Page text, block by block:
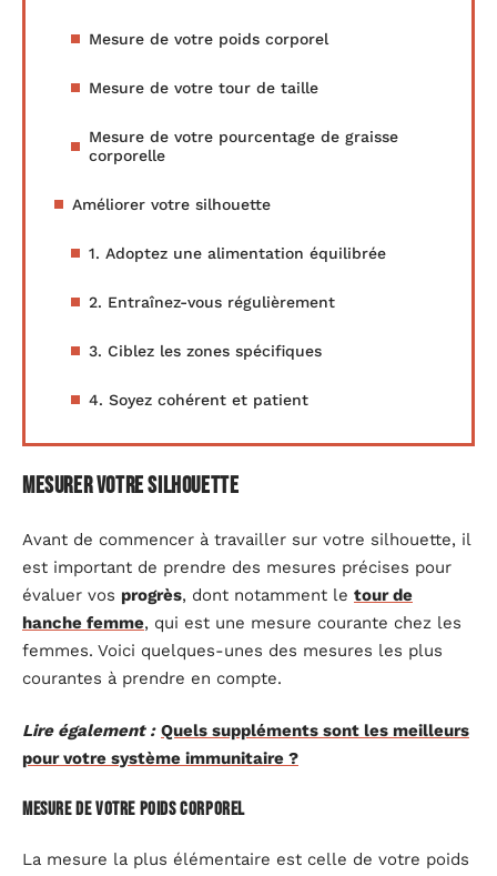
Mesure de votre poids corporel
Mesure de votre tour de taille
Mesure de votre pourcentage de graisse
corporelle
Améliorer votre silhouette
1. Adoptez une alimentation équilibrée
2. Entraînez-vous régulièrement
3. Ciblez les zones spécifiques
4. Soyez cohérent et patient
Mesurer votre silhouette
Avant de commencer à travailler sur votre silhouette, il
est important de prendre des mesures précises pour
évaluer vos progrès, dont notamment le tour de
hanche femme, qui est une mesure courante chez les
femmes. Voici quelques-unes des mesures les plus
courantes à prendre en compte.
Lire également : Quels suppléments sont les meilleurs
pour votre système immunitaire ?
Mesure de votre poids corporel
La mesure la plus élémentaire est celle de votre poids